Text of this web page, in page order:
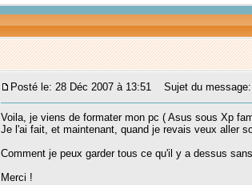
Posté le: 28 Déc 2007 à 13:51 Sujet du message:
Voila, je viens de formater mon pc ( Asus sous Xp
Je l'ai fait, et maintenant, quand je revais veux aller
Comment je peux garder tous ce qu'il y a dessus
Merci !